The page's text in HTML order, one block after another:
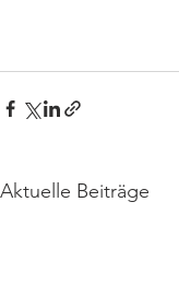
Aktuelle Beiträge